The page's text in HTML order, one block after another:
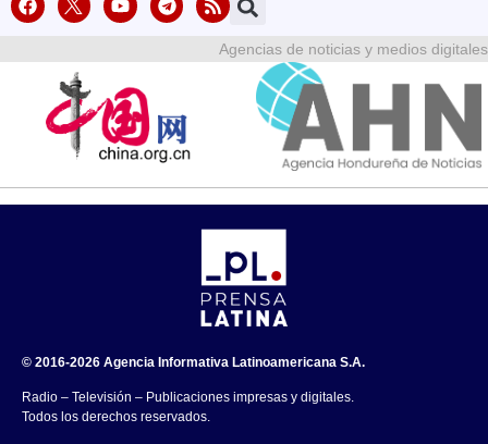
Agencias de noticias y medios digitales
© 2016-2026 Agencia Informativa Latinoamericana S.A.
Radio – Televisión – Publicaciones impresas y digitales.
Todos los derechos reservados.